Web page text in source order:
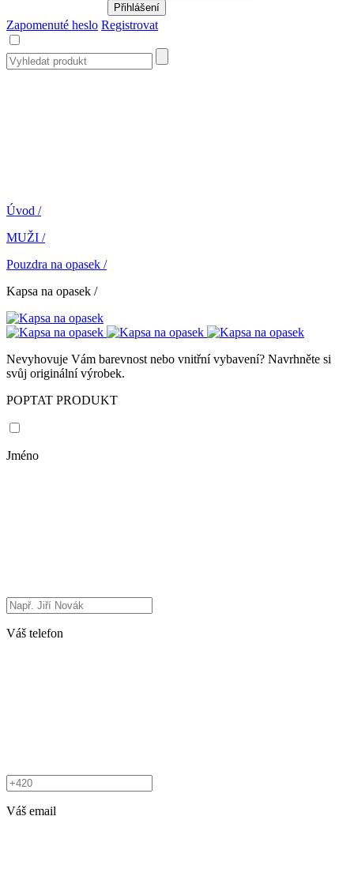
Zapomenuté heslo Registrovat
Úvod /
MUŽI /
Pouzdra na opasek /
Kapsa na opasek /
Nevyhovuje Vám barevnost nebo vnitřní vybavení? Navrhněte si
svůj originální výrobek.
POPTAT PRODUKT
Jméno
Váš telefon
Váš email